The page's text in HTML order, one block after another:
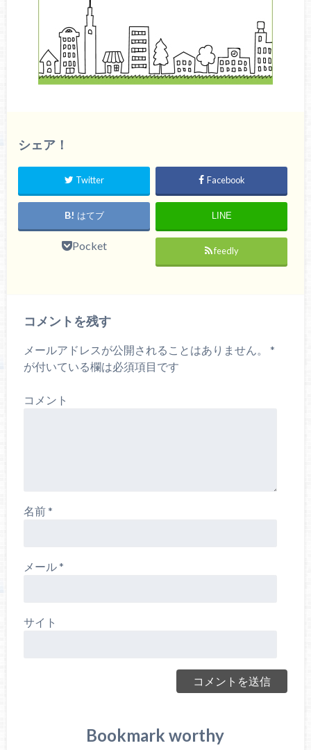
シェア！
Twitter Facebook
はてブ LINE
Pocket feedly
コメントを残す
メールアドレスが公開されることはありません。
*
が付いている欄は必須項目です
コメント
名前*
メール*
サイト
Bookmark worthy